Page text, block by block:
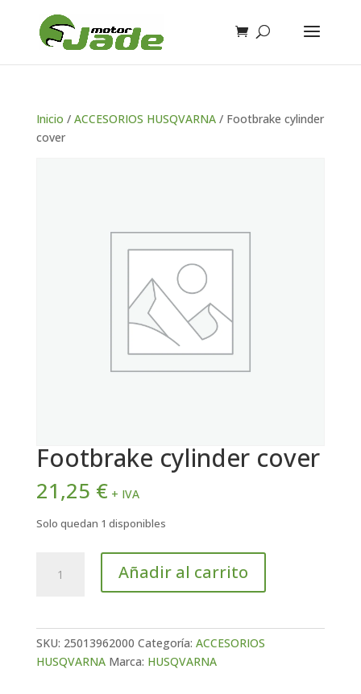
Inicio / ACCESORIOS HUSQVARNA/ Footbrake cylinder
cover
Footbrake cylinder cover
21,25 € + IVA
Solo quedan 1 disponibles
cylinder
Añadir al carrito
SKU: 25013962000 Categoría: ACCESORIOS
HUSQVARNA Marca: HUSQVARNA